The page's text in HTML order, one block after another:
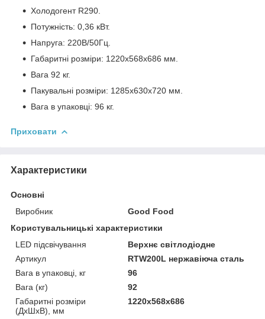
Холодогент R290.
Потужність: 0,36 кВт.
Напруга: 220В/50Гц.
Габаритні розміри: 1220x568x686 мм.
Вага 92 кг.
Пакувальні розміри: 1285х630х720 мм.
Вага в упаковці: 96 кг.
Приховати
Характеристики
Основні
Виробник
Good Food
Користувальницькі характеристики
LED підсвічування
Верхнє світлодіодне
Артикул
RTW200L нержавіюча сталь
Вага в упаковці, кг
96
Вага (кг)
92
Габаритні розміри
(ДхШхВ), мм
1220x568x686